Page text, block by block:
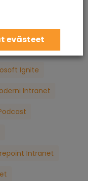
365 Palvelut
Ignite
Intranet
Intranet
evästeet